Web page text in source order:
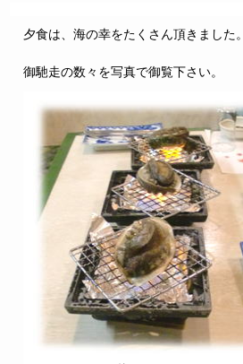
夕食は、海の幸をたくさん頂きました。
御馳走の数々を写真で御覧下さい。